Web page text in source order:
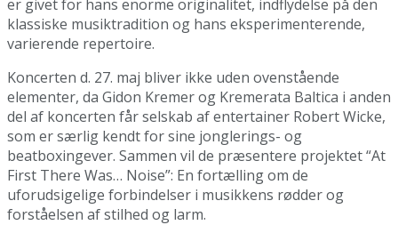
er givet for hans enorme originalitet, indflydelse på den
klassiske musiktradition og hans eksperimenterende,
varierende repertoire.
Koncerten d. 27. maj bliver ikke uden ovenstående
elementer, da Gidon Kremer og Kremerata Baltica i anden
del af koncerten får selskab af entertainer Robert Wicke,
som er særlig kendt for sine jonglerings- og
beatboxingever. Sammen vil de præsentere projektet “At
First There Was… Noise”: En fortælling om de
uforudsigelige forbindelser i musikkens rødder og
forståelsen af stilhed og larm.